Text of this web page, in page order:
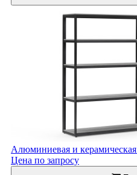
Алюминиевая и
Цена по запросу